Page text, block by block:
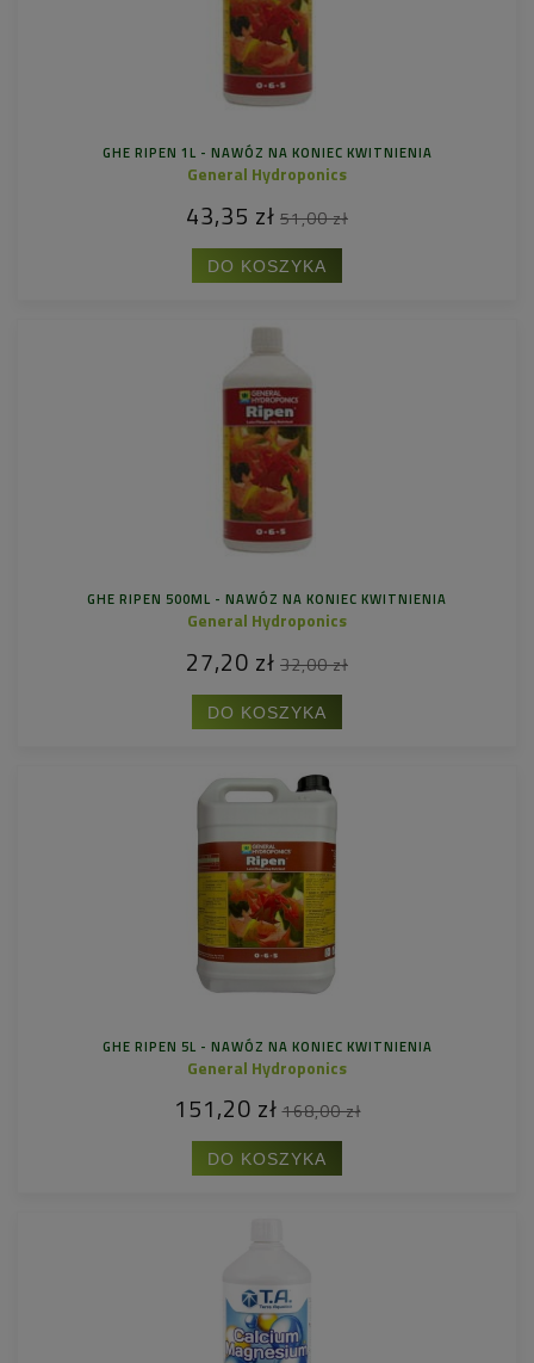
GHE RIPEN 1L - NAWÓZ NA KONIEC KWITNIENIA
General Hydroponics
43,35 zł 51,00 zł
DO KOSZYKA
GHE RIPEN 500ML - NAWÓZ NA KONIEC KWITNIENIA
General Hydroponics
27,20 zł 32,00 zł
DO KOSZYKA
GHE RIPEN 5L - NAWÓZ NA KONIEC KWITNIENIA
General Hydroponics
151,20 zł 168,00 zł
DO KOSZYKA